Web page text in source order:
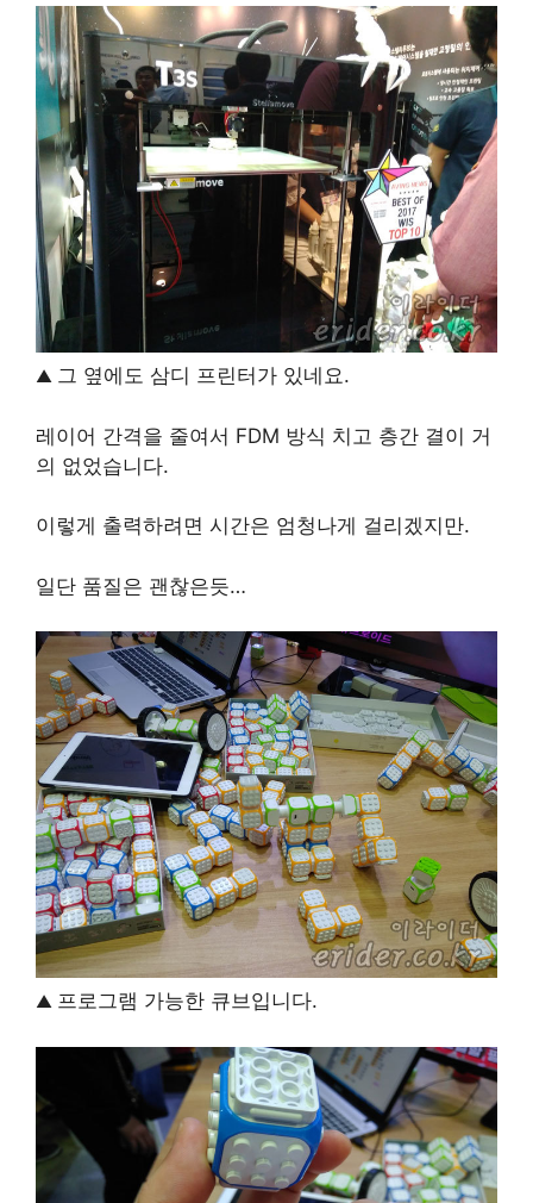
▲ 그 옆에도 삼디 프린터가 있네요.
레이어 간격을 줄여서 FDM 방식 치고 층간 결이 거
의 없었습니다.
이렇게 출력하려면 시간은 엄청나게 걸리겠지만.
일단 품질은 괜찮은듯…
▲ 프로그램 가능한 큐브입니다.